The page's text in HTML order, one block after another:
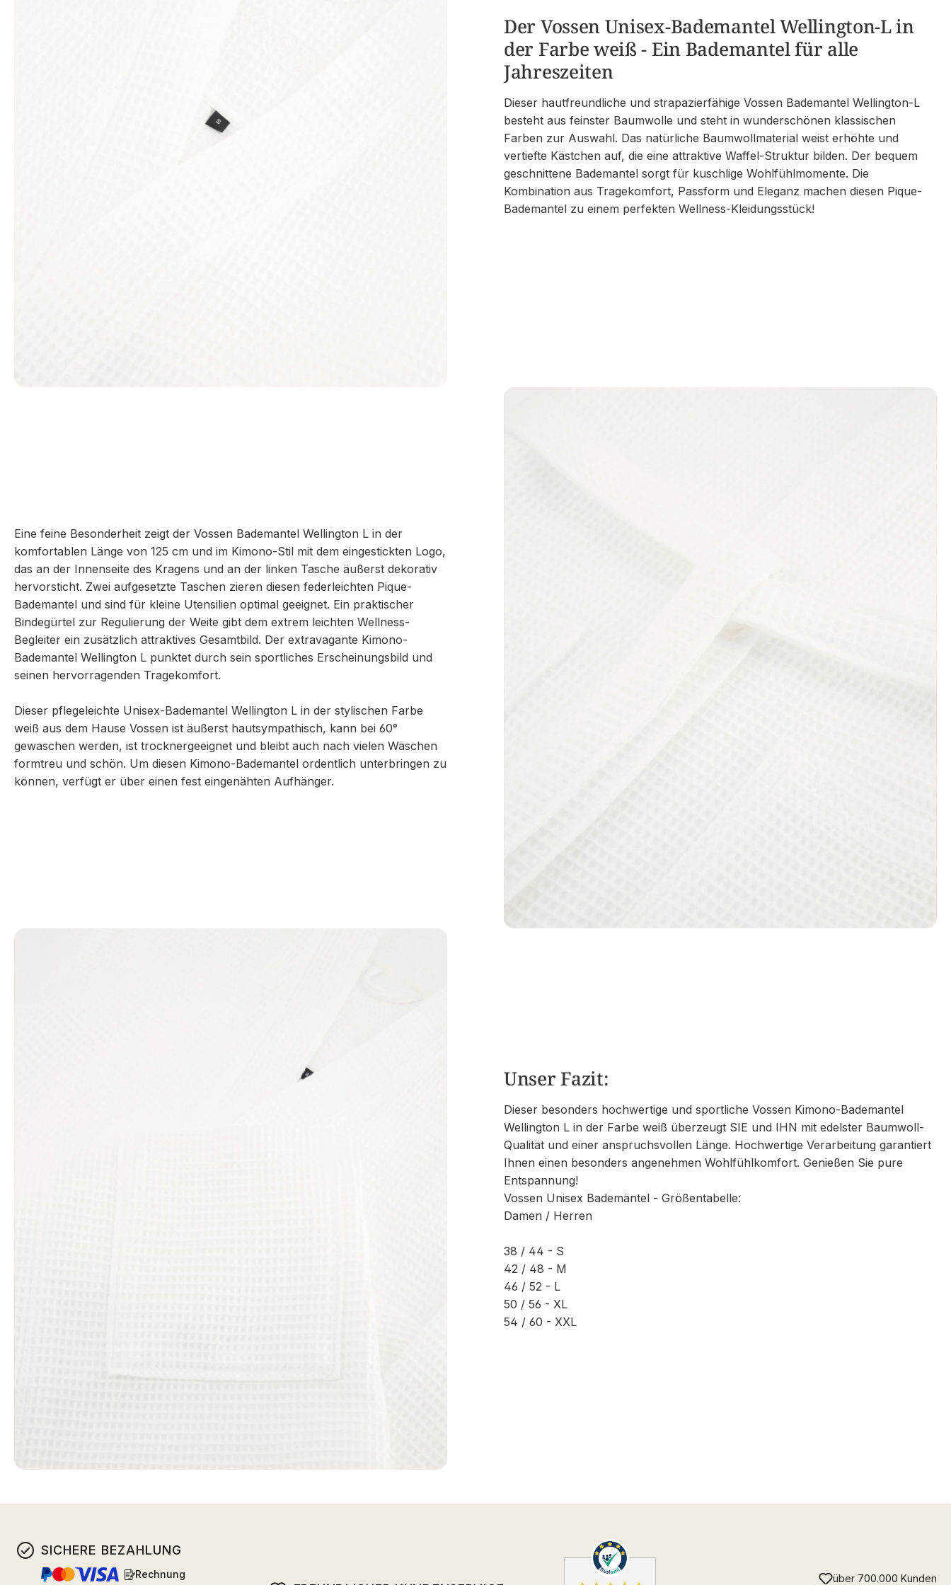
Der Vossen Unisex-Bademantel Wellington-L in
der Farbe weiß - Ein Bademantel für alle
Jahreszeiten
Dieser hautfreundliche und strapazierfähige Vossen Bademantel Wellington-L
besteht aus feinster Baumwolle und steht in wunderschönen klassischen
Farben zur Auswahl. Das natürliche Baumwollmaterial weist erhöhte und
vertiefte Kästchen auf, die eine attraktive Waffel-Struktur bilden. Der bequem
geschnittene Bademantel sorgt für kuschlige Wohlfühlmomente. Die
Kombination aus Tragekomfort, Passform und Eleganz machen diesen Pique-
Bademantel zu einem perfekten Wellness-Kleidungsstück!
Eine feine Besonderheit zeigt der Vossen Bademantel Wellington L in der
komfortablen Länge von 125 cm und im Kimono-Stil mit dem eingestickten Logo,
das an der Innenseite des Kragens und an der linken Tasche äußerst dekorativ
hervorsticht. Zwei aufgesetzte Taschen zieren diesen federleichten Pique-
Bademantel und sind für kleine Utensilien optimal geeignet. Ein praktischer
Bindegürtel zur Regulierung der Weite gibt dem extrem leichten Wellness-
Begleiter ein zusätzlich attraktives Gesamtbild. Der extravagante Kimono-
Bademantel Wellington L punktet durch sein sportliches Erscheinungsbild und
seinen hervorragenden Tragekomfort.
Dieser pflegeleichte Unisex-Bademantel Wellington L in der stylischen Farbe
weiß aus dem Hause Vossen ist äußerst hautsympathisch, kann bei 60°
gewaschen werden, ist trocknergeeignet und bleibt auch nach vielen Wäschen
formtreu und schön. Um diesen Kimono-Bademantel ordentlich unterbringen zu
können, verfügt er über einen fest eingenähten Aufhänger.
Unser Fazit:
Dieser besonders hochwertige und sportliche Vossen Kimono-Bademantel
Wellington L in der Farbe weiß überzeugt SIE und IHN mit edelster Baumwoll-
Qualität und einer anspruchsvollen Länge. Hochwertige Verarbeitung garantiert
Ihnen einen besonders angenehmen Wohlfühlkomfort. Genießen Sie pure
Entspannung!
Vossen Unisex Bademäntel - Größentabelle:
Damen / Herren
38 / 44 - S
42 / 48 - M
46 / 52 - L
50 / 56 - XL
54 / 60 - XXL
SICHERE BEZAHLUNG
Rechnung über 700.000 Kunden